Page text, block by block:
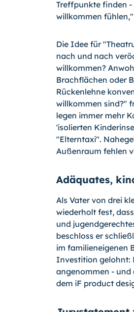
Treffpunkte finden -
willkommen
Die Idee für
nach und nach
willkommen?
Brachflächen oder
Rückenlehne
willkommen sind?"
legen immer mehr
'isolierten
"Elterntaxi".
Außenraum fehlen
Adäquates,
Als Vater von drei
wiederholt fest,
und
beschloss er
im familieneigenen
Investition gelohnt:
angenommen - und
dem iF product